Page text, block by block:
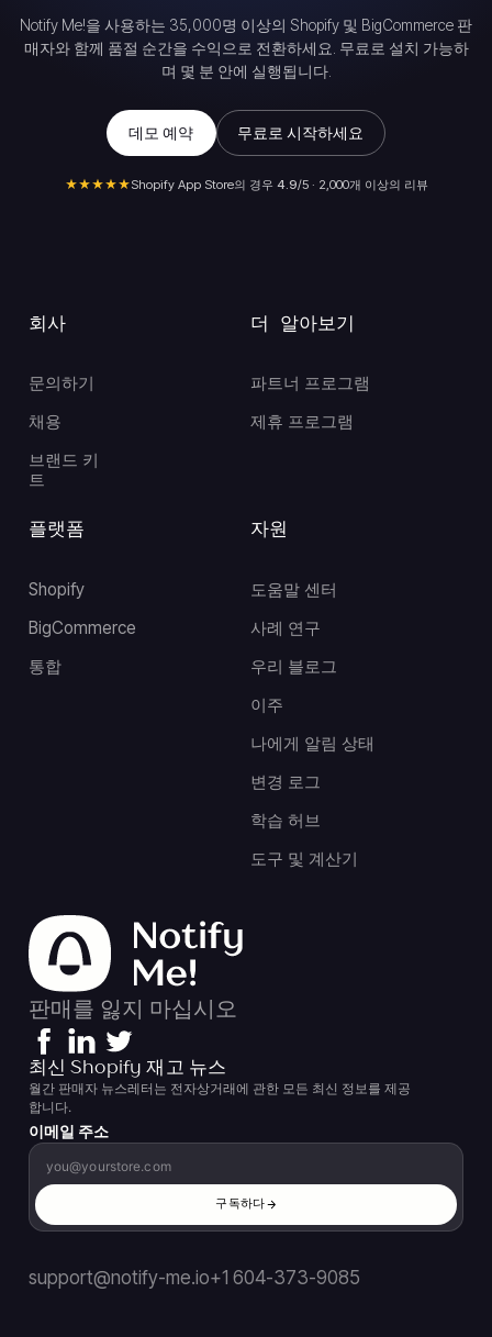
Notify Me!을 사용하는 35,000명 이상의 Shopify 및 BigCommerce 판
매자와 함께 품절 순간을 수익으로 전환하세요. 무료로 설치 가능하
며 몇 분 안에 실행됩니다.
데모 예약 무료로 시작하세요
★★★★★Shopify App Store의 경우 4.9/5 · 2,000개 이상의 리뷰
회사
문의하기
채용
브랜드 키
트
자원
도움말 센터
사례 연구
우리 블로그
이주
나에게 알림 상태
변경 로그
학습 허브
도구 및 계산기
더 알아보기
파트너 프로그램
제휴 프로그램
플랫폼
Shopify
BigCommerce
통합
판매를 잃지 마십시오
최신 Shopify 재고 뉴스
월간 판매자 뉴스레터는 전자상거래에 관한 모든 최신 정보를 제공
합니다.
이메일 주소
구독하다
support@notify-me.io+1 604-373-9085